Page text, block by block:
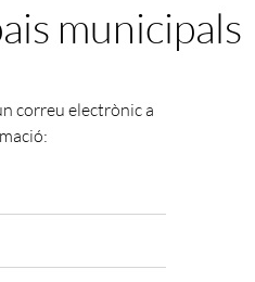
municipals
correu electrònic a